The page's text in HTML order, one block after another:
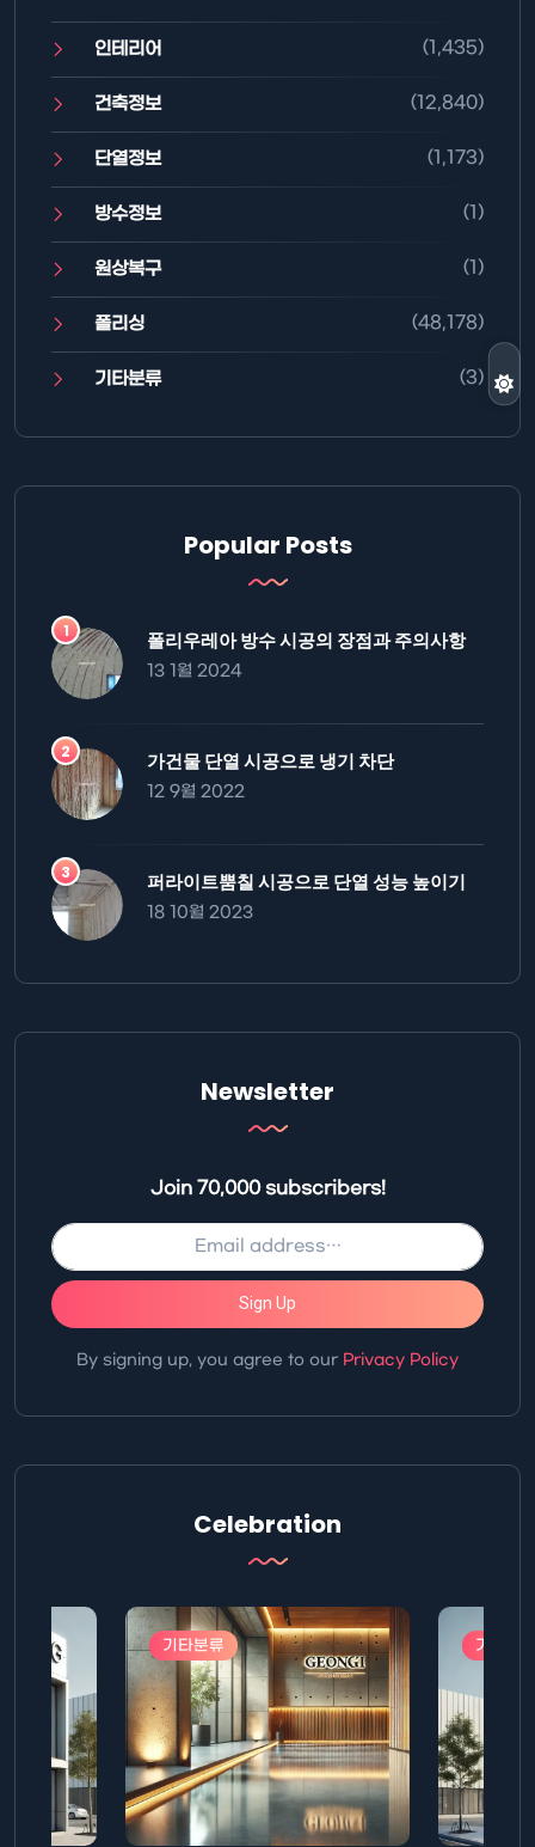
인테리어 (1,435)
건축정보 (12,840)
단열정보 (1,173)
방수정보 (1)
원상복구 (1)
폴리싱 (48,178)
기타분류 (3)
Popular Posts
폴리우레아 방수 시공의 장점과 주의사항
13 1월 2024
가건물 단열 시공으로 냉기 차단
12 9월 2022
퍼라이트뿜칠 시공으로 단열 성능 높이기
18 10월 2023
Newsletter
Join 70,000 subscribers!
Sign Up
By signing up, you agree to our Privacy Policy
Celebration
기타분류 기타분